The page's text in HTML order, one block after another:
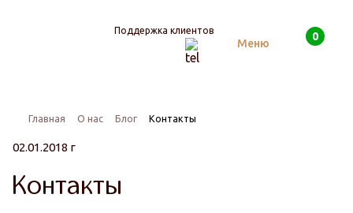
Поддержка клиентов
Меню
Поиск 0
Главная О нас Блог Контакты
02.01.2018 г
Контакты